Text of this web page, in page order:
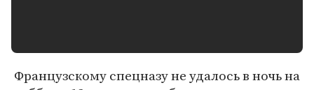
Французскому спецназу не удалось в ночь на